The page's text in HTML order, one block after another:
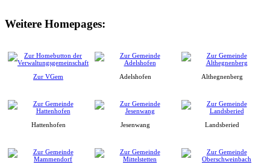
Weitere Homepages:
Zur VGem Adelshofen Althegnenberg
Hattenhofen Jesenwang Landsberied